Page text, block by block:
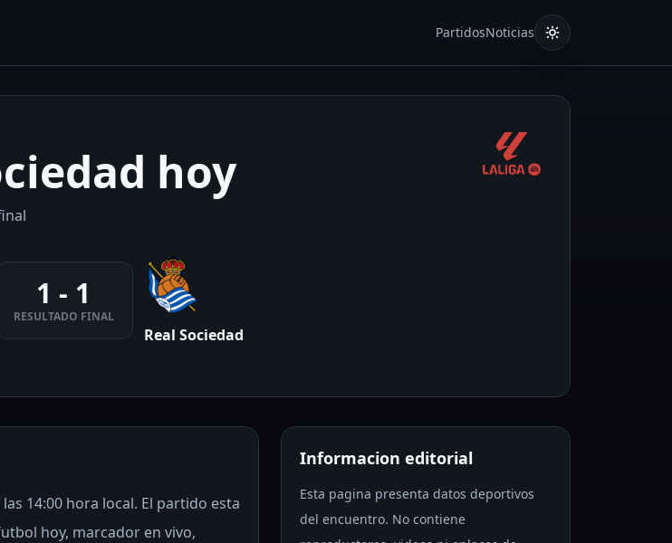
PartidosNoticias
hoy
1 - 1
RESULTADO FINAL
Real Sociedad
14:00 hora local. El partido esta
hoy, marcador en vivo,
Informacion editorial
Esta pagina presenta datos deportivos
del encuentro. No contiene